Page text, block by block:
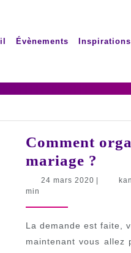
Évènements Inspirations
Comment
mariage ?
?
24 mars 2020 24
min
La demande est faite,
maintenant vous allez